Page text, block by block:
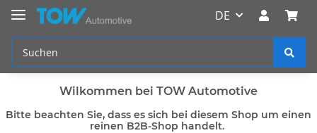
DE
Wilkommen bei TOW Automotive
Bitte beachten Sie, dass es sich bei diesem Shop um einen
reinen B2B-Shop handelt.